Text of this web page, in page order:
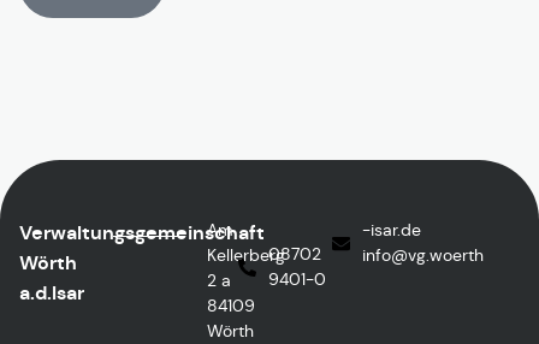
Verwaltungsgemeinschaft
Wörth
a.d.Isar
Am
Kellerberg
2 a
84109
Wörth
08702
9401-0
ed.rasi-
htreow.gv
@ofni